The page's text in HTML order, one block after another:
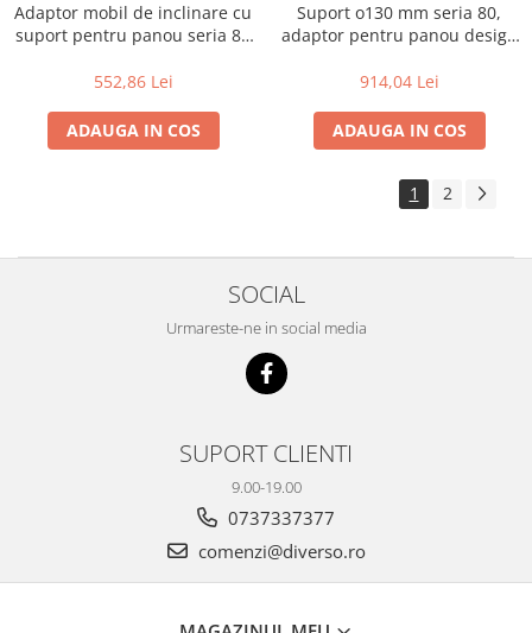
Adaptor mobil de inclinare cu
suport pentru panou seria 80
multiple)
552,86 Lei
ADAUGA IN COS
Suport o130 mm seria 80,
adaptor pentru panou design
(variante multiple)
914,04 Lei
ADAUGA IN COS
1 2
SOCIAL
Urmareste-ne in social media
SUPORT CLIENTI
9.00-19.00
0737337377
comenzi@diverso.ro